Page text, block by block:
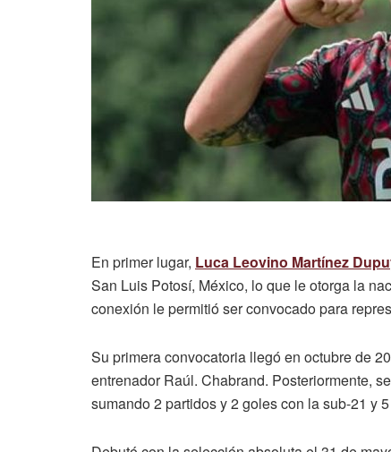
En primer lugar, Luca Leovino Martínez
San Luis Potosí, México, lo que le otorga la
conexión le permitió ser convocado para
Su primera convocatoria llegó en octubre de
entrenador Raúl. Chabrand. Posteriormente,
sumando 2 partidos y 2 goles con la sub-21 y